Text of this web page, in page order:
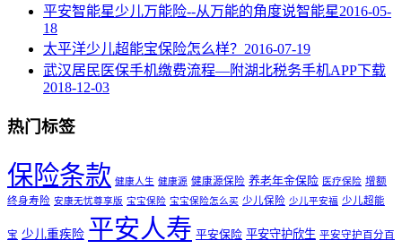
平安智能星少儿万能险--从万能的角度说智能星2016-05-
18
太平洋少儿超能宝保险怎么样？ 2016-07-19
武汉居民医保手机缴费流程—附湖北税务手机APP下载
2018-12-03
热门标签
保险条款 健康人生 健康源 健康源保险 养老年金保险 医疗保险 增额
终身寿险 安康无忧尊享版 宝宝保险 宝宝保险怎么买 少儿保险 少儿平安福 少儿超能
宝 少儿重疾险 平安人寿 平安保险 平安守护欣生 平安守护百分百